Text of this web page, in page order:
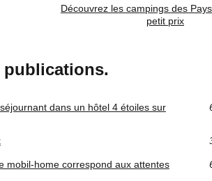
Découvrez les campings des
petit prix
publications.
dans un hôtel 4 étoiles sur
mobil-home correspond aux attentes